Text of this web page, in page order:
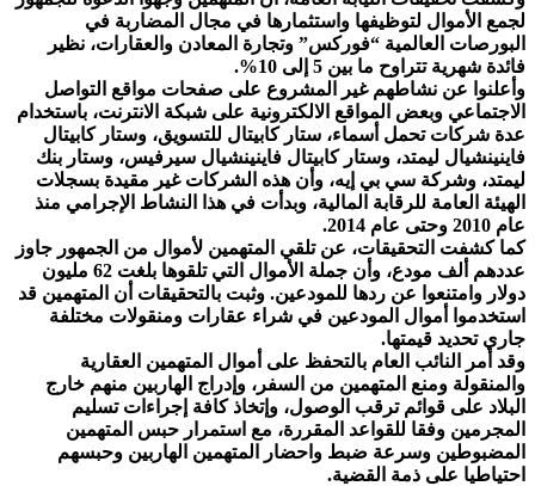
لجمع الأموال لتوظيفها واستثمارها في مجال المضاربة في
البورصات العالمية “فوركس” وتجارة المعادن والعقارات، نظير
فائدة شهرية تتراوح ما بين 5 إلى 10%.
وأعلنوا عن نشاطهم غير المشروع على صفحات مواقع التواصل
الاجتماعي وبعض المواقع الالكترونية على شبكة الانترنت، باستخدام
عدة شركات تحمل أسماء، ستار كابيتال للتسويق، وستار كابيتال
فاينينشيال ليمتد، وستار كابيتال فاينينشيال سيرفيس، وستار بنك
ليمتد، وشركة سي بي إيه، وأن هذه الشركات غير مقيدة بسجلات
الهيئة العامة للرقابة المالية، وبدأت في هذا النشاط الإجرامي منذ
عام 2010 وحتى عام 2014.
كما كشفت التحقيقات، عن تلقي المتهمين لأموال من الجمهور جاوز
عددهم ألف مودع، وأن جملة الأموال التي تلقوها بلغت 62 مليون
دولار وامتنعوا عن ردها للمودعين. وثبت بالتحقيقات أن المتهمين قد
استخدموا أموال المودعين في شراء عقارات ومنقولات مختلفة
جاري تحديد قيمتها.
وقد أمر النائب العام بالتحفظ على أموال المتهمين العقارية
والمنقولة ومنع المتهمين من السفر، وإدراج الهاربين منهم خارج
البلاد على قوائم ترقب الوصول، وإتخاذ كافة إجراءات تسليم
المجرمين وفقا للقواعد المقررة، مع استمرار حبس المتهمين
المضبوطين وسرعة ضبط واحضار المتهمين الهاربين وحبسهم
احتياطيا على ذمة القضية.